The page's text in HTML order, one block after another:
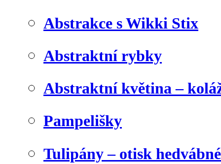
Abstrakce s Wikki Stix
Abstraktní rybky
Abstraktní květina –
Pampelišky
Tulipány – otisk